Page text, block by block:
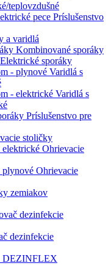
teplovzdušné
Príslušenstvo
a varidlá
Kombinované sporáky
Elektrické sporáky
Varidlá s
Varidlá s
Príslušenstvo pre
stoličky
Ohrievacie
Ohrievacie
zemiakov
dezinfekcie